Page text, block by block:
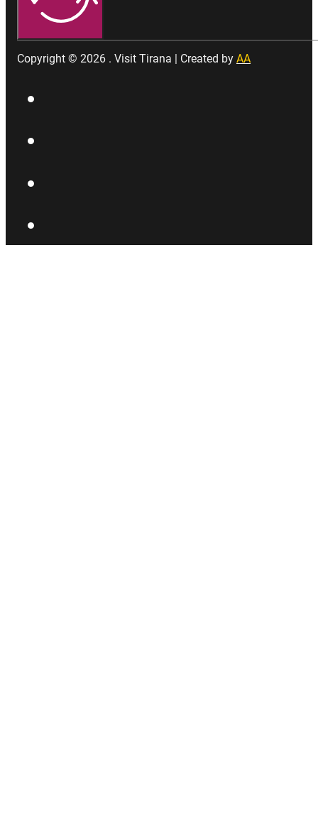
Copyright © 2026 . Visit Tirana | Created by AA